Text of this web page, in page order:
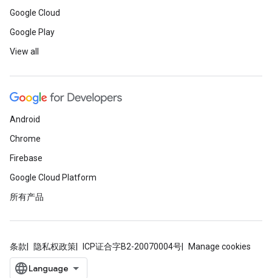
Google Cloud
Google Play
View all
Android
Chrome
Firebase
Google Cloud Platform
所有产品
条款 隐私权政策 ICP证合字B2-20070004号 Manage cookies